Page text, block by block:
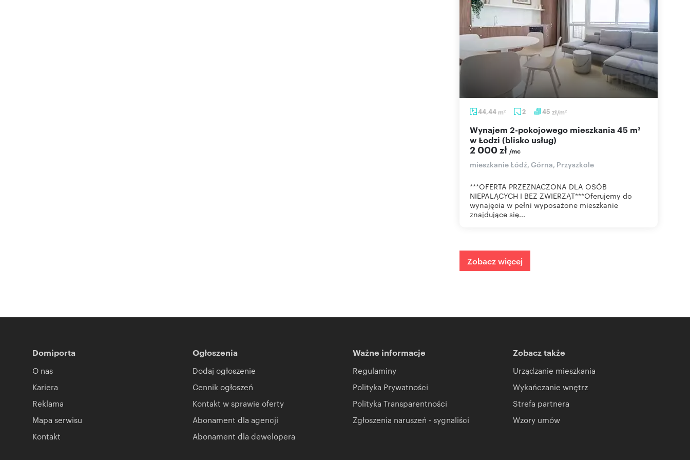
44,44 m2 2 45 zł/m2
Wynajem 2-pokojowego mieszkania 45 m²
w Łodzi (blisko usług)
2 000 zł /mc
mieszkanie Łódź, Górna, Przyszkole
***OFERTA PRZEZNACZONA DLA OSÓB
NIEPALĄCYCH I BEZ ZWIERZĄT***Oferujemy do
wynajęcia w pełni wyposażone mieszkanie
znajdujące się...
Zobacz więcej
Domiporta
O nas
Kariera
Reklama
Mapa serwisu
Kontakt
Ogłoszenia
Dodaj ogłoszenie
Cennik ogłoszeń
Kontakt w sprawie oferty
Abonament dla agencji
Abonament dla dewelopera
Ważne informacje
Regulaminy
Polityka Prywatności
Polityka Transparentności
Zgłoszenia naruszeń - sygnaliści
Zobacz także
Urządzanie mieszkania
Wykańczanie wnętrz
Strefa partnera
Wzory umów